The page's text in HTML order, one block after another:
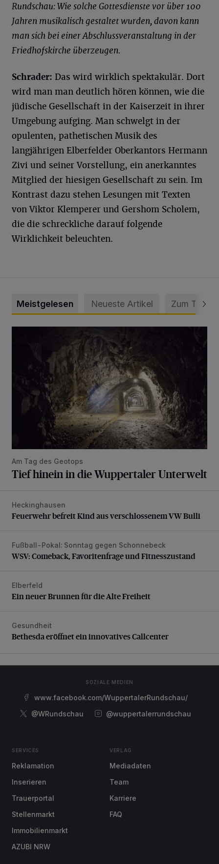
Rundschau: Wie solche Gottesdienste vor über 100
Jahren musikalisch gestaltet wurden, davon kann
man sich bei einer Abschlussveranstaltung in der
Friedhofskirche überzeugen.
Schrader: Das wird wirklich spektakulär. Dort
wird man man deutlich hören können, wie die
jüdische Gesellschaft in der Kaiserzeit in ihrer
Umgebung aufging. Man schwelgt in der
opulenten, pathetischen Musik des
langjährigen Elberfelder Oberkantors Hermann
Zivi und seiner Vorstellung, ein anerkanntes
Mitglied der hiesigen Gesellschaft zu sein. Im
Kontrast dazu stehen Lesungen mit Texten
von Viktor Klemperer und Gershom Scholem,
die die schreckliche darauf folgende
Wirklichkeit beleuchten.
Meistgelesen Neueste Artikel Zum Thema
Am Tag des Geotops
Tief hinein in die Wuppertaler Unterwelt
Feuerwehr befreit Kind aus verschlossenem VW Bulli
Heckinghausen
Feuerwehr befreit Kind aus verschlossenem VW Bulli
WSV: Comeback, Favoritenfrage und Fitnesszustand
Fußball-Pokal: Sonntag gegen Schonnebeck
WSV: Comeback, Favoritenfrage und Fitnesszustand
Ein neuer Brunnen für die Alte Freiheit
Elberfeld
Ein neuer Brunnen für die Alte Freiheit
Bethesda eröffnet ein innovatives Callcenter
Gesundheit
Bethesda eröffnet ein innovatives Callcenter
SOZIALE MEDIEN
www.facebook.com/WuppertalerRundschau/
@WRundschau
@wuppertalerrundschau
SERVICES
Reklamation
Inserieren
Trauerportal
Stellenmarkt
Immobilienmarkt
AZUBI NRW
VERLAG
Mediadaten
Team
Karriere
FAQ